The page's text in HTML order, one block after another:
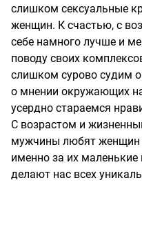
слишком сексуальные
женщин. К счастью, с
себе намного лучше и
поводу своих
слишком сурово судим
о мнении окружающих
усердно стараемся
С возрастом и
мужчины любят женщин
именно за их маленькие
делают нас всех